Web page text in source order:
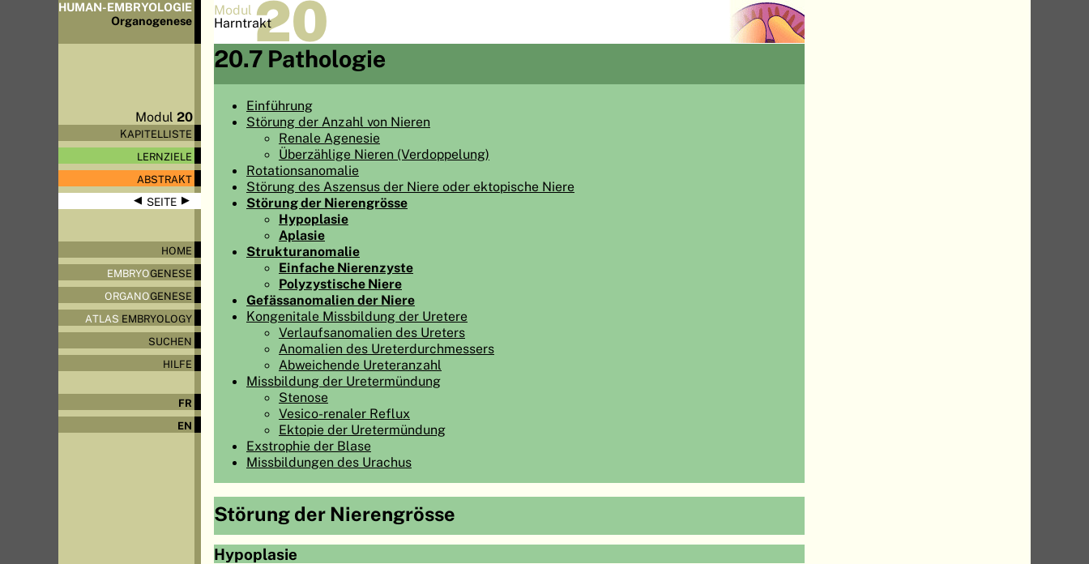
HUMAN-EMBRYOLOGIE
Organogenese
Modul20
KAPITELLISTE
LERNZIELE
ABSTRAKT
◀ SEITE▶
HOME
EMBRYOGENESE
ORGANOGENESE
ATLAS EMBRYOLOGY
SUCHEN
HILFE
FR
EN
Modul 20
Harntrakt
20.7 Pathologie
Einführung
Störung der Anzahl von Nieren
Renale Agenesie
Überzählige Nieren (Verdoppelung)
Rotationsanomalie
Störung des Aszensus der Niere oder ektopische Niere
Störung der Nierengrösse
Hypoplasie
Aplasie
Strukturanomalie
Einfache Nierenzyste
Polyzystische Niere
Gefässanomalien der Niere
Kongenitale Missbildung der Uretere
Verlaufsanomalien des Ureters
Anomalien des Ureterdurchmessers
Abweichende Ureteranzahl
Missbildung der Uretermündung
Stenose
Vesico-renaler Reflux
Ektopie der Uretermündung
Exstrophie der Blase
Missbildungen des Urachus
Störung der Nierengrösse
Hypoplasie